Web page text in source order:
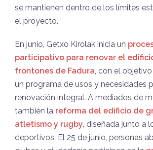
se mantienen dentro de los límites
el proyecto.
En junio, Getxo Kirolak inicia un
participativo para renovar el
frontones de Fadura, con el
un programa de usos y necesidades
renovación integral. A mediados de
también la reforma del edificio de
atletismo y rugby, diseñada junto a
deportivos. El 25 de junio, personas